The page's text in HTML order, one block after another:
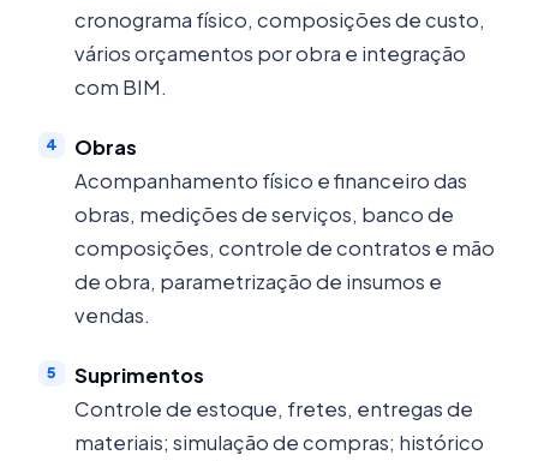
cronograma físico, composições de custo,
vários orçamentos por obra e integração
com BIM.
Obras
Acompanhamento físico e financeiro das
obras, medições de serviços, banco de
composições, controle de contratos e mão
de obra, parametrização de insumos e
vendas.
Suprimentos
Controle de estoque, fretes, entregas de
materiais; simulação de compras; histórico